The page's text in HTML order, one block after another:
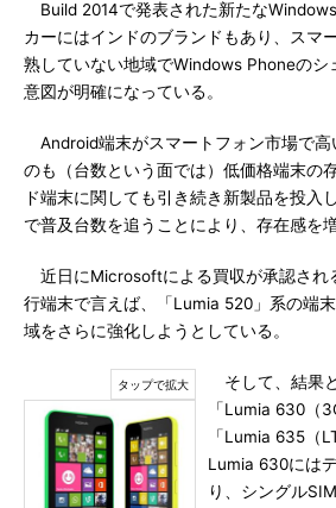
Build 2014で発表された新たな
カーにはインドのブランドもあり、スマ
熟していない地域でWindows Phoneのシ
意図が明確になっている。
Android端末がスマートフォン市場で高
のも（台数という面では）低価格端末の
ド端末に関しても引き続き新製品を投入
で普及台数を追うことにより、存在感を
近日にMicrosoftによる買収が承認され
行端末で言えば、「Lumia 520」系の端
域をさらに強化しようとしている。
そして、結果
「Lumia 630（
「Lumia 635（
Lumia 630には
り、シングル